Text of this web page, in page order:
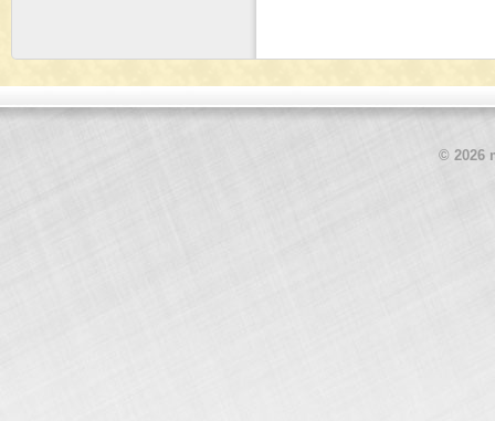
© 2026